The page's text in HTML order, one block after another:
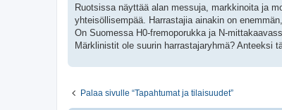
e
t
i
Ruotsissa näyttää alan messuja, markkinoita ja
yhteisöllisempää. Harrastajia ainakin on
On Suomessa H0-fremoporukka ja N-
Märklinistit ole suurin harrastajaryhmä? Anteeksi
Palaa sivulle “Tapahtumat ja tilaisuudet”